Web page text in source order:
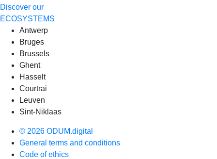
Discover our
ECOSYSTEMS
Antwerp
Bruges
Brussels
Ghent
Hasselt
Courtrai
Leuven
Sint-Niklaas
© 2026 ODUM.digital
General terms and conditions
Code of ethics